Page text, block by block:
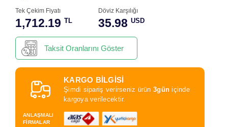
Tek Çekim Fiyatı
1,712.19 TL
Döviz Karşılığı
35.98 USD
Taksit Oranlarını Göster
KARGO BİLGİSİ
Şimdi sipariş verirseniz ürün 3gün içinde
kargoya verilecektir.
ANLAŞMALI
FİRMALAR